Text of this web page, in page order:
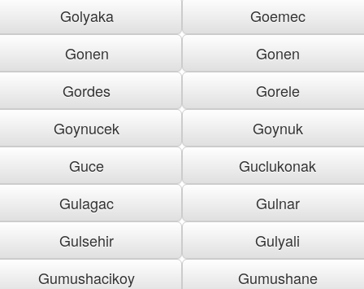
Golyaka
Goemec
Gonen
Gonen
Gordes
Gorele
Goynucek
Goynuk
Guce
Guclukonak
Gulagac
Gulnar
Gulsehir
Gulyali
Gumushacikoy
Gumushane